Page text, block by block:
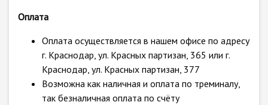
Оплата
Оплата осуществляется в нашем офисе по адресу
г. Краснодар, ул. Красных партизан, 365 или г.
Краснодар, ул. Красных партизан, 377
Возможна как наличная и оплата по треминалу,
так безналичная оплата по счёту